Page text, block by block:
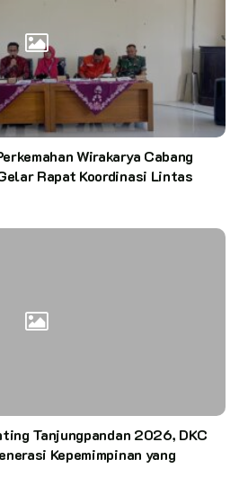
Wirakarya Cabang
Rapat Koordinasi Lintas
Tanjungpandan 2026, DKC
Kepemimpinan yang